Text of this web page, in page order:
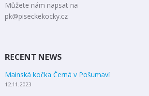
Můžete nám napsat na
pk@piseckekocky.cz
RECENT NEWS
Mainská kočka Černá v Pošumaví
12.11.2023